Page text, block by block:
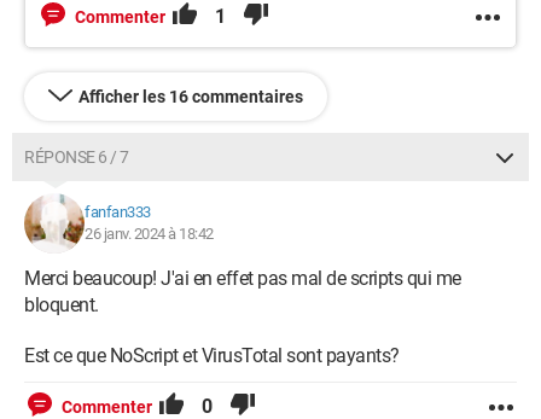
Commenter 1
Afficher les 16 commentaires
RÉPONSE 6 / 7
fanfan333
26 janv. 2024 à 18:42
Merci beaucoup! J'ai en effet pas mal de scripts qui me
bloquent.
Est ce que NoScript et VirusTotal sont payants?
Commenter 0